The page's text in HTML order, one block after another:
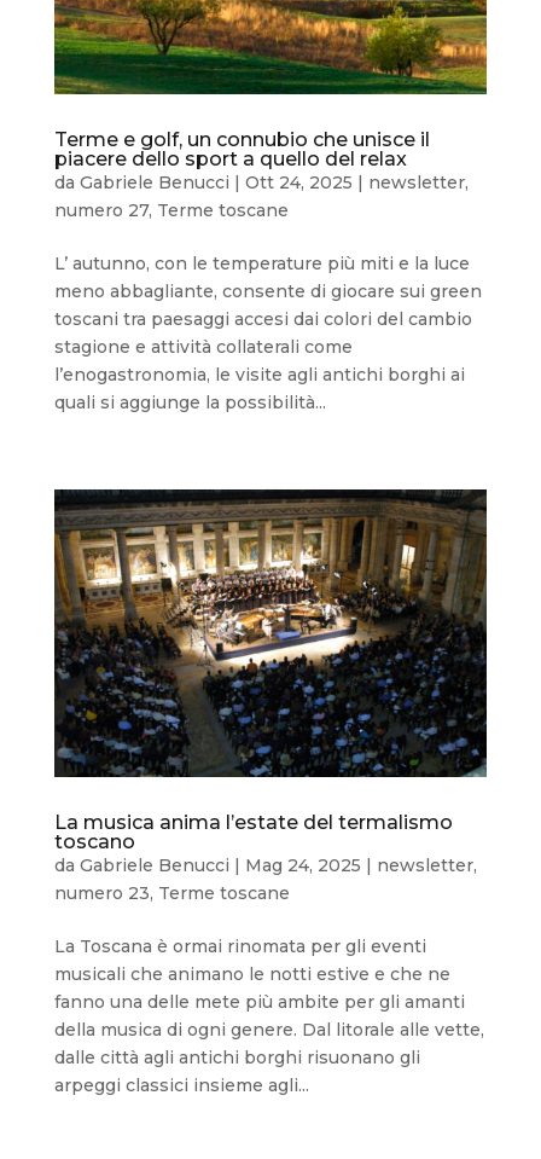
Terme e golf, un connubio che unisce il
piacere dello sport a quello del relax
da Gabriele Benucci Ott 24, 2025 newsletter,
numero 27, Terme toscane
L’ autunno, con le temperature più miti e la luce
meno abbagliante, consente di giocare sui green
toscani tra paesaggi accesi dai colori del cambio
stagione e attività collaterali come
l’enogastronomia, le visite agli antichi borghi ai
quali si aggiunge la possibilità...
La musica anima l’estate del termalismo
toscano
da Gabriele Benucci | Mag 24, 2025 | newsletter,
numero 23, Terme toscane
La Toscana è ormai rinomata per gli eventi
musicali che animano le notti estive e che ne
fanno una delle mete più ambite per gli amanti
della musica di ogni genere. Dal litorale alle vette,
dalle città agli antichi borghi risuonano gli
arpeggi classici insieme agli...